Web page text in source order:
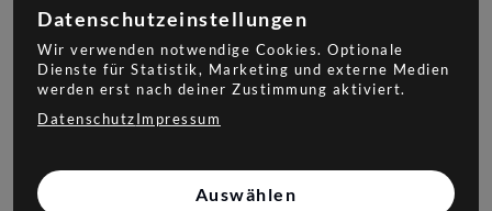
Datenschutzeinstellungen
Wir verwenden notwendige Cookies. Optionale
Dienste für Statistik, Marketing und externe Medien
werden erst nach deiner Zustimmung aktiviert.
DatenschutzImpressum
Auswählen